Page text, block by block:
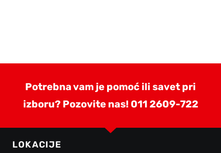
Potrebna vam je pomoć ili savet pri
izboru? Pozovite nas! 011 2609-722
LOKACIJE